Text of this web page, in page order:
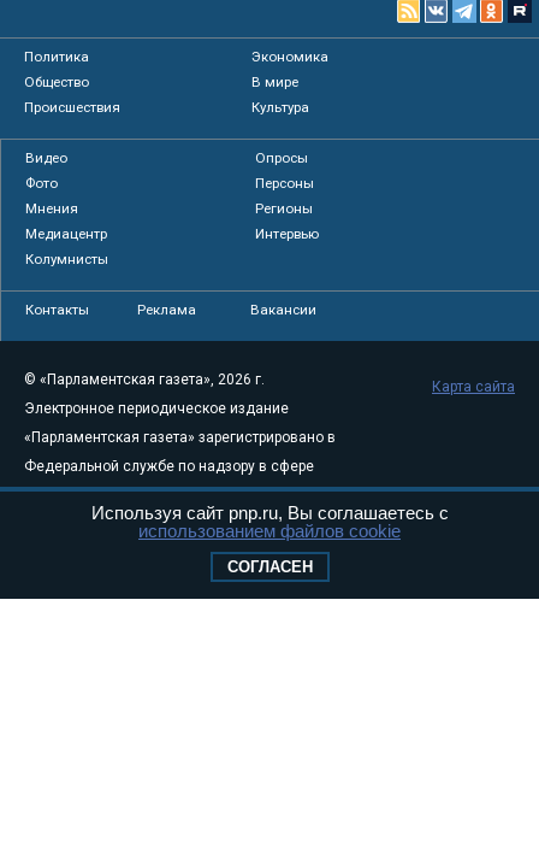
Политика
Экономика
Общество
В мире
Происшествия
Культура
Видео
Опросы
Фото
Персоны
Мнения
Регионы
Медиацентр
Интервью
Колумнисты
Контакты Реклама Вакансии
© «Парламентская газета», 2026 г.
Электронное периодическое издание
«Парламентская газета» зарегистрировано в
Федеральной службе по надзору в сфере
связи, информационных технологий и
массовых коммуникаций (Роскомнадзор) 05
Свидетельство о регистрации Эл № ФС77-
Карта сайта
Используя сайт pnp.ru, Вы соглашаетесь с
использованием файлов cookie
СОГЛАСЕН